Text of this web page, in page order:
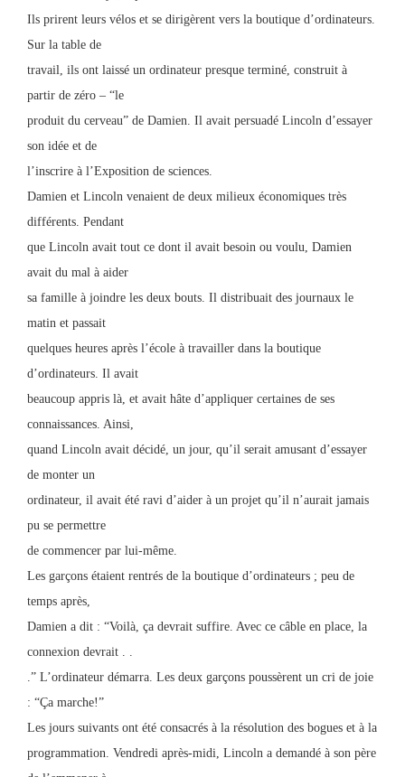
Ils prirent leurs vélos et se dirigèrent vers la boutique d’ordinateurs.
Sur la table de
travail, ils ont laissé un ordinateur presque terminé, construit à
partir de zéro – “le
produit du cerveau” de Damien. Il avait persuadé Lincoln d’essayer
son idée et de
l’inscrire à l’Exposition de sciences.
Damien et Lincoln venaient de deux milieux économiques très
différents. Pendant
que Lincoln avait tout ce dont il avait besoin ou voulu, Damien
avait du mal à aider
sa famille à joindre les deux bouts. Il distribuait des journaux le
matin et passait
quelques heures après l’école à travailler dans la boutique
d’ordinateurs. Il avait
beaucoup appris là, et avait hâte d’appliquer certaines de ses
connaissances. Ainsi,
quand Lincoln avait décidé, un jour, qu’il serait amusant d’essayer
de monter un
ordinateur, il avait été ravi d’aider à un projet qu’il n’aurait jamais
pu se permettre
de commencer par lui-même.
Les garçons étaient rentrés de la boutique d’ordinateurs ; peu de
temps après,
Damien a dit : “Voilà, ça devrait suffire. Avec ce câble en place, la
connexion devrait . .
.” L’ordinateur démarra. Les deux garçons poussèrent un cri de joie
: “Ça marche!”
Les jours suivants ont été consacrés à la résolution des bogues et à la
programmation. Vendredi après-midi, Lincoln a demandé à son père